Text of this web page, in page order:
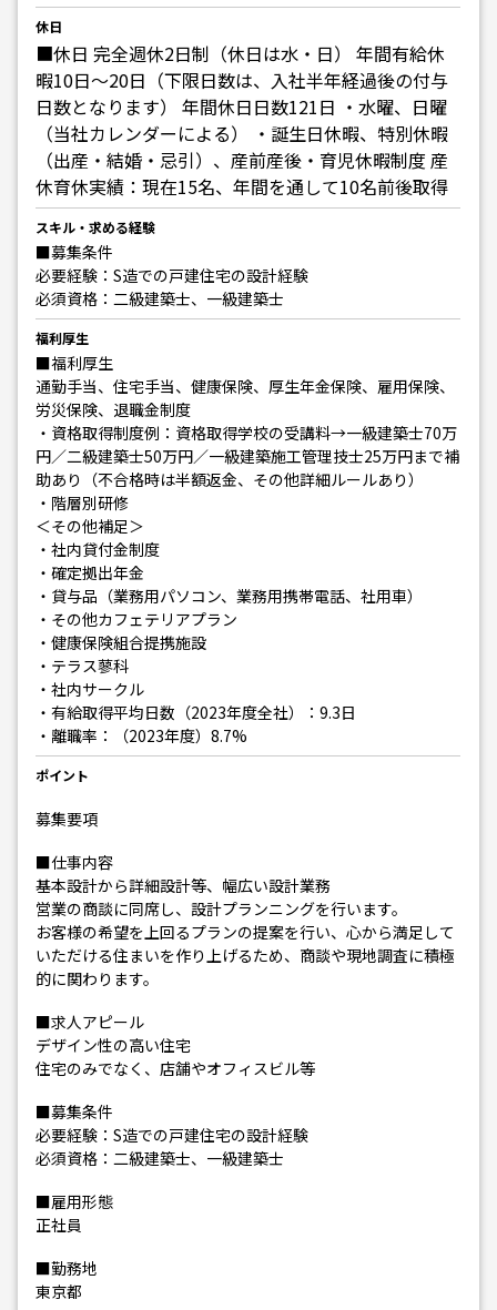
休日
■休日 完全週休2日制（休日は水・日） 年間有給休
暇10日～20日（下限日数は、入社半年経過後の付与
日数となります） 年間休日日数121日 ・水曜、日曜
（当社カレンダーによる） ・誕生日休暇、特別休暇
（出産・結婚・忌引）、産前産後・育児休暇制度 産
休育休実績：現在15名、年間を通して10名前後取得
スキル・求める経験
■募集条件
必要経験：S造での戸建住宅の設計経験
必須資格：二級建築士、一級建築士
福利厚生
■福利厚生
通勤手当、住宅手当、健康保険、厚生年金保険、雇用保険、
労災保険、退職金制度
・資格取得制度例：資格取得学校の受講料→一級建築士70万
円／二級建築士50万円／一級建築施工管理技士25万円まで補
助あり（不合格時は半額返金、その他詳細ルールあり）
・階層別研修
＜その他補足＞
・社内貸付金制度
・確定拠出年金
・貸与品（業務用パソコン、業務用携帯電話、社用車）
・その他カフェテリアプラン
・健康保険組合提携施設
・テラス蓼科
・社内サークル
・有給取得平均日数（2023年度全社）：9.3日
・離職率：（2023年度）8.7%
ポイント
募集要項
■仕事内容
基本設計から詳細設計等、幅広い設計業務
営業の商談に同席し、設計プランニングを行います。
お客様の希望を上回るプランの提案を行い、心から満足して
いただける住まいを作り上げるため、商談や現地調査に積極
的に関わります。
■求人アピール
デザイン性の高い住宅
住宅のみでなく、店舗やオフィスビル等
■募集条件
必要経験：S造での戸建住宅の設計経験
必須資格：二級建築士、一級建築士
■雇用形態
正社員
■勤務地
東京都